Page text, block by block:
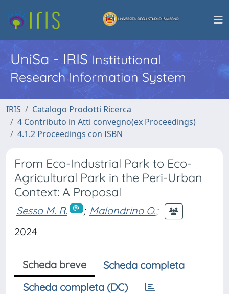
UniSa - IRISInstitutional
Research Information System
IRIS
Catalogo Prodotti Ricerca
4 Contributo in Atti convegno(ex Proceedings)
4.1.2 Proceedings con ISBN
From Eco-Industrial Park to Eco-
Agricultural Park in the Peri-Urban
Context: A Proposal
Sessa M. R. ; Malandrino O.;
2024
Scheda breve
Scheda completa
Scheda completa (DC)